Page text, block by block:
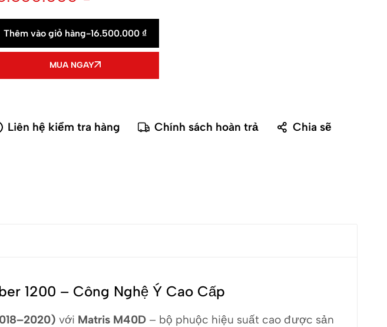
Thêm vào giỏ hàng-16.500.000 ₫
MUA NGAY
Liên hệ kiểm tra hàng Chính sách hoàn trả Chia sẽ
1200 – Công Nghệ Ý Cao Cấp
với Matris M40D – bộ phuộc hiệu suất cao được sản